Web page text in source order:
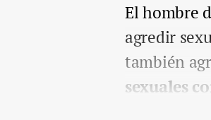
El hombre
agredir
también
sexuales